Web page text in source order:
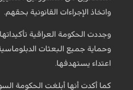
واتخاذ الإجراءات القانونية بحقهم.
وجددت الحكومة العراقية تأكيداتها
وحماية جميع البعثات
اعتداء يستهدفها.
كما أكدت أنها أبلغت الحكومة